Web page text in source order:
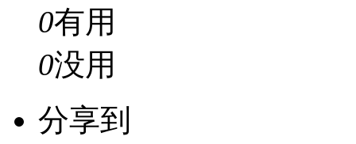
0有用
0没用
分享到